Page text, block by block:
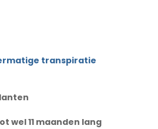
transpiratie
wel 11 maanden lang